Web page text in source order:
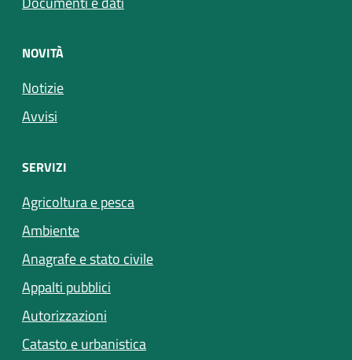
NOVITÀ
Notizie
Avvisi
SERVIZI
Agricoltura e pesca
Ambiente
Anagrafe e stato civile
Appalti pubblici
Autorizzazioni
Catasto e urbanistica